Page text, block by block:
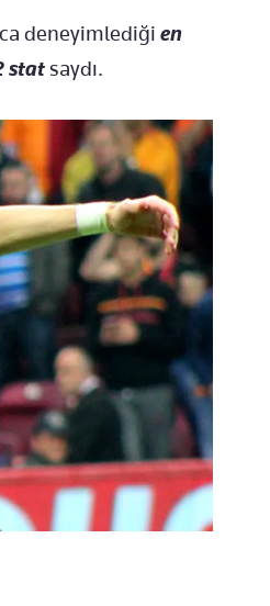
deneyimlediği en
statsaydı.